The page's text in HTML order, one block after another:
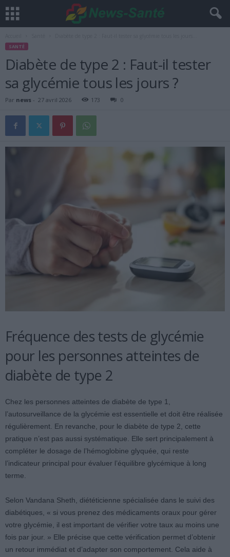
SANTÉ
Diabète de type 2 : Faut-il tester
sa glycémie tous les jours ?
Par news - 27 avril 2026 173 0
Fréquence des tests de glycémie
pour les personnes atteintes de
diabète de type 2
Chez les personnes atteintes de diabète de type 1,
l’autosurveillance de la glycémie est essentielle et doit être réalisée
régulièrement. En revanche, pour le diabète de type 2, cette
pratique n’est pas aussi systématique. Elle sert principalement à
compléter le dosage de l’hémoglobine glyquée, qui reste
l’indicateur principal pour évaluer l’équilibre glycémique à long
terme.
Selon Vandana Sheth, diététicienne spécialisée dans le suivi des
diabétiques, « si vous prenez des médicaments oraux pour gérer
votre glycémie, il est important de vérifier votre taux au moins une
fois par jour. » Elle précise que cette vérification permet d’obtenir
un retour immédiat et d’adapter son comportement. Cela aide à